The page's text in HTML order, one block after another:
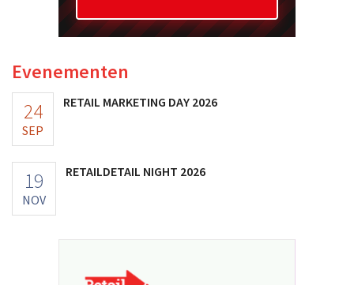
Evenementen
24
SEP
RETAIL MARKETING DAY 2026
19
NOV
RETAILDETAIL NIGHT 2026